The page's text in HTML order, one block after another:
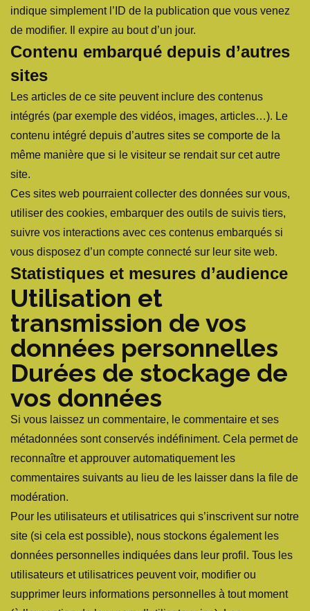
indique simplement l’ID de la publication que vous venez
de modifier. Il expire au bout d’un jour.
Contenu embarqué depuis d’autres
sites
Les articles de ce site peuvent inclure des contenus
intégrés (par exemple des vidéos, images, articles…). Le
contenu intégré depuis d’autres sites se comporte de la
même manière que si le visiteur se rendait sur cet autre
site.
Ces sites web pourraient collecter des données sur vous,
utiliser des cookies, embarquer des outils de suivis tiers,
suivre vos interactions avec ces contenus embarqués si
vous disposez d’un compte connecté sur leur site web.
Statistiques et mesures d’audience
Utilisation et
transmission de vos
données personnelles
Durées de stockage de
vos données
Si vous laissez un commentaire, le commentaire et ses
métadonnées sont conservés indéfiniment. Cela permet de
reconnaître et approuver automatiquement les
commentaires suivants au lieu de les laisser dans la file de
modération.
Pour les utilisateurs et utilisatrices qui s’inscrivent sur notre
site (si cela est possible), nous stockons également les
données personnelles indiquées dans leur profil. Tous les
utilisateurs et utilisatrices peuvent voir, modifier ou
supprimer leurs informations personnelles à tout moment